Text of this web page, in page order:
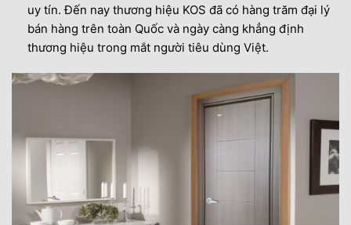
uy tín. Đến nay thương hiệu KOS đã có hàng trăm đại lý
bán hàng trên toàn Quốc và ngày càng khẳng định
thương hiệu trong mắt người tiêu dùng Việt.